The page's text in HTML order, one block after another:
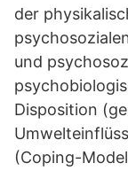
der
und
Disposition
(Coping-